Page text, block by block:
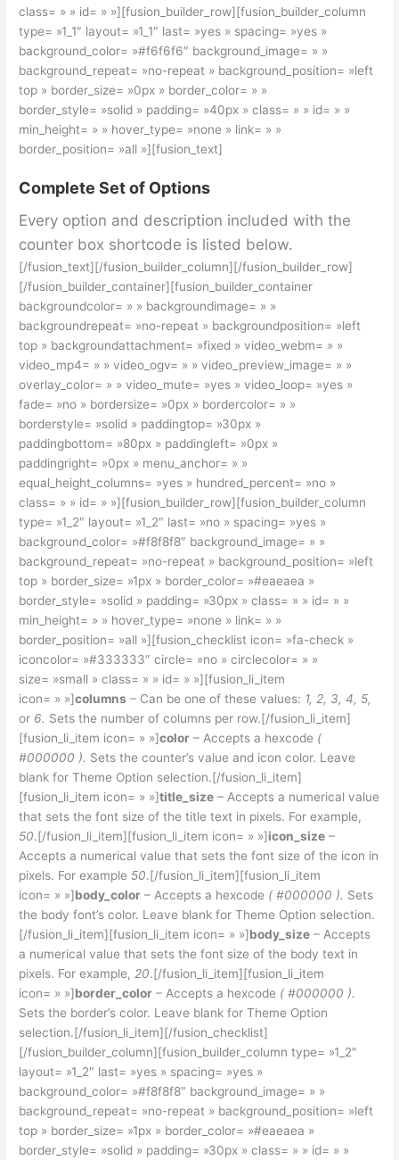
class= » » id= » »][fusion_builder_row][fusion_builder_column
type= »1_1″ layout= »1_1″ last= »yes » spacing= »yes »
background_color= »#f6f6f6″ background_image= » »
background_repeat= »no-repeat » background_position= »left
top » border_size= »0px » border_color= » »
border_style= »solid » padding= »40px » class= » » id= » »
min_height= » » hover_type= »none » link= » »
border_position= »all »][fusion_text]
Complete Set of Options
Every option and description included with the
counter box shortcode is listed below.
[/fusion_text][/fusion_builder_column][/fusion_builder_row]
[/fusion_builder_container][fusion_builder_container
backgroundcolor= » » backgroundimage= » »
backgroundrepeat= »no-repeat » backgroundposition= »left
top » backgroundattachment= »fixed » video_webm= » »
video_mp4= » » video_ogv= » » video_preview_image= » »
overlay_color= » » video_mute= »yes » video_loop= »yes »
fade= »no » bordersize= »0px » bordercolor= » »
borderstyle= »solid » paddingtop= »30px »
paddingbottom= »80px » paddingleft= »0px »
paddingright= »0px » menu_anchor= » »
equal_height_columns= »yes » hundred_percent= »no »
class= » » id= » »][fusion_builder_row][fusion_builder_column
type= »1_2″ layout= »1_2″ last= »no » spacing= »yes »
background_color= »#f8f8f8″ background_image= » »
background_repeat= »no-repeat » background_position= »left
top » border_size= »1px » border_color= »#eaeaea »
border_style= »solid » padding= »30px » class= » » id= » »
min_height= » » hover_type= »none » link= » »
border_position= »all »][fusion_checklist icon= »fa-check »
iconcolor= »#333333″ circle= »no » circlecolor= » »
size= »small » class= » » id= » »][fusion_li_item
icon= » »]columns – Can be one of these values: 1, 2, 3, 4, 5,
or 6. Sets the number of columns per row.[/fusion_li_item]
[fusion_li_item icon= » »]color – Accepts a hexcode (
#000000 ). Sets the counter’s value and icon color. Leave
blank for Theme Option selection.[/fusion_li_item]
[fusion_li_item icon= » »]title_size – Accepts a numerical value
that sets the font size of the title text in pixels. For example,
50.[/fusion_li_item][fusion_li_item icon= » »]icon_size –
Accepts a numerical value that sets the font size of the icon in
pixels. For example 50.[/fusion_li_item][fusion_li_item
icon= » »]body_color – Accepts a hexcode ( #000000 ). Sets
the body font’s color. Leave blank for Theme Option selection.
[/fusion_li_item][fusion_li_item icon= » »]body_size – Accepts
a numerical value that sets the font size of the body text in
pixels. For example, 20.[/fusion_li_item][fusion_li_item
icon= » »]border_color – Accepts a hexcode ( #000000 ).
Sets the border’s color. Leave blank for Theme Option
selection.[/fusion_li_item][/fusion_checklist]
[/fusion_builder_column][fusion_builder_column type= »1_2″
layout= »1_2″ last= »yes » spacing= »yes »
background_color= »#f8f8f8″ background_image= » »
background_repeat= »no-repeat » background_position= »left
top » border_size= »1px » border_color= »#eaeaea »
border_style= »solid » padding= »30px » class= » » id= » »